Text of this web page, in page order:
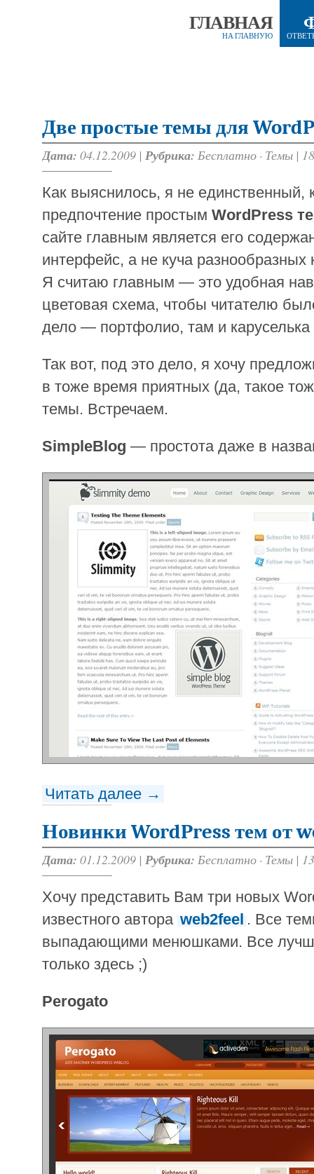
ГЛАВНАЯ
НА ГЛАВНУЮ
Две простые темы для
Дата: 04.12.2009 | Рубрика: Бесплатно · Темы |
Как выяснилось, я не единственный,
предпочтение простым WordPress
сайте главным является его
интерфейс, а не куча разнообразных
Я считаю главным — это удобная
цветовая схема, чтобы читателю
дело — портфолио, там и
Так вот, под это дело, я хочу
в тоже время приятных (да, такое
темы. Встречаем.
SimpleBlog — простота даже в
Читать далее →
Новинки WordPress тем от
Дата: 01.12.2009 | Рубрика: Бесплатно · Темы |
Хочу представить Вам три новых
известного автора web2feel . Все
выпадающими менюшками. Все
только здесь ;)
Perogato